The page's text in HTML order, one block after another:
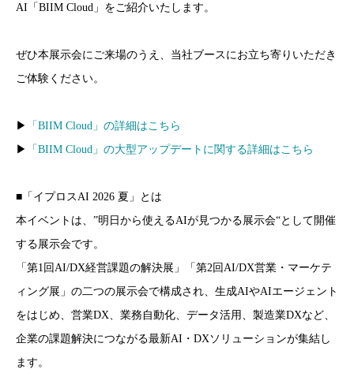
AI「BIIM Cloud」をご紹介いたします。
ぜひ本展示会にご来場のうえ、当社ブースにお立ち寄りいただき
ご体験ください。
▶
「BIIM Cloud」の詳細はこちら
▶
「BIIM Cloud」の大型アップデートに関する詳細はこちら
■「イプロスAI 2026 夏」とは
本イベントは、”明日から使えるAIが見つかる展示会“として開催
する展示会です。
「第1回AI/DX経営課題の解決展」「第2回AI/DX営業・マーケテ
ィング展」の二つの展示会で構成され、生成AIやAIエージェント
をはじめ、営業DX、業務自動化、データ活用、製造業DXなど、
企業の課題解決につながる最新AI・DXソリューションが集結し
ます。